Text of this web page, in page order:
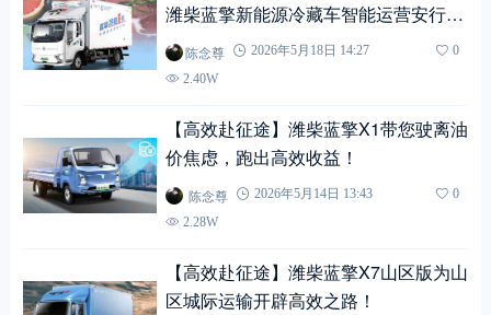
潍柴蓝擎新能源冷藏车智能运营安行全
程！陈念尊 2026年5月18日 14:27
0
2.40W
【高效赴征途】潍柴蓝擎X1带您驶离油
价焦虑，跑出高效收益！
陈念尊 2026年5月14日 13:43
0
2.28W
【高效赴征途】潍柴蓝擎X7山区版为山
区城际运输开辟高效之路！